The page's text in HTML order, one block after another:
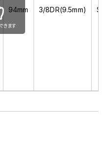
94mm 3/8DR(9.5mm)
きます